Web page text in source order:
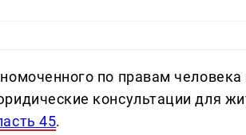
по правам человека
консультации для
45.